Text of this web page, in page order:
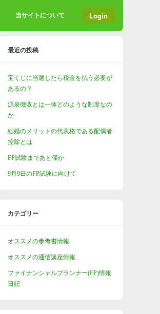
当サイトについて Login
最近の投稿
宝くじに当選したら税金を払う必要が
あるの？
源泉徴収とは一体どのような制度なの
か
結婚のメリットの代表格である配偶者
控除とは
FP試験まであと僅か
9月9日のFP試験に向けて
カテゴリー
オススメの参考書情報
オススメの通信講座情報
ファイナンシャルプランナー(FP)情報
日記